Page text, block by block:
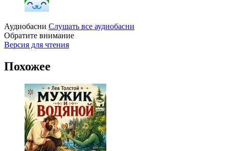
Аудиобасни Слушать все аудиобасни
Обратите внимание
Версия для чтения
Похожее